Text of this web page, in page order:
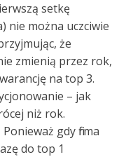
setkę
nie można uczciwie
że
zmienią przez rok,
na top 3.
– jak
niż rok.
gdy firma
do top 1